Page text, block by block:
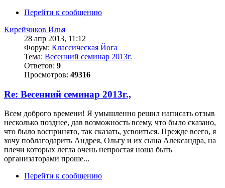
Перейти к сообщению
Кирейчиков Илья
28 апр 2013, 11:12
Форум: Классическая Йога
Тема: Весенний семинар 2013г.
Ответов: 9
Просмотров: 49316
Re: Весенний семинар 2013г.,
Всем доброго времени! Я умышленно решил написать отзыв
несколько позднее, дав возможность всему, что было сказано,
что было воспринято, так сказать, усвоиться. Прежде всего, я
хочу поблагодарить Андрея, Ольгу и их сына Александра, на
плечи которых легла очень непростая ноша быть
организаторами проше...
Перейти к сообщению